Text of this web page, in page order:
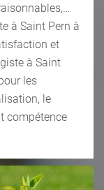
à Saint Pern à
et
à Saint
les
le
compétence